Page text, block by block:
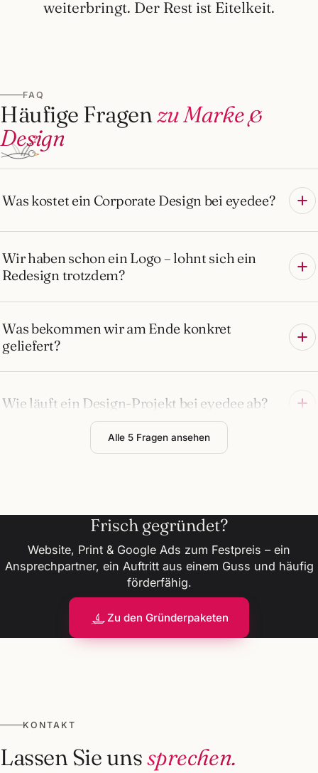
weiterbringt. Der Rest ist Eitelkeit.
FAQ
Häufige Fragen zu Marke &
Design
?
Was kostet ein Corporate Design bei eyedee?
Wir haben schon ein Logo – lohnt sich ein
Redesign trotzdem?
Was bekommen wir am Ende konkret
geliefert?
Wie läuft ein Design-Projekt bei eyedee ab?
Alle 5 Fragen ansehen
Frisch gegründet?
Website, Print & Google Ads zum Festpreis – ein
Ansprechpartner, ein Auftritt aus einem Guss und häufig
förderfähig.
Zu den Gründerpaketen
KONTAKT
Lassen Sie unssprechen.